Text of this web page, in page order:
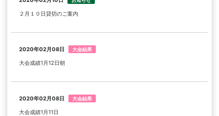
２月１０日貸切のご案内
2020年02月08日 大会結果
大会成績1月12日朝
2020年02月08日 大会結果
大会成績1月11日